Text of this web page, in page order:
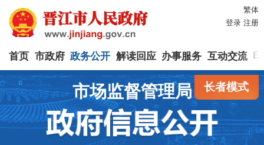
繁体
登录 注册
首页 市政府 政务公开 解读回应 办事服务 互动交流
长者模式
市场监督管理局